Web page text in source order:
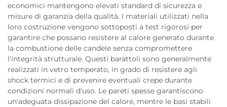
economici mantengono elevati standard di sicurezza e
misure di garanzia della qualità. I materiali utilizzati nella
loro costruzione vengono sottoposti a test rigorosi per
garantire che possano resistere al calore generato durante
la combustione delle candele senza compromettere
l'integrità strutturale. Questi barattoli sono generalmente
realizzati in vetro temperato, in grado di resistere agli
shock termici e di prevenire eventuali crepe durante
condizioni normali d'uso. Le pareti spesse garantiscono
un'adeguata dissipazione del calore, mentre le basi stabili